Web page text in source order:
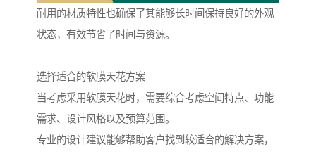
耐用的材质特性也确保了其能够长时间保持良好的外观
状态，有效节省了时间与资源。
选择适合的软膜天花方案
当考虑采用软膜天花时，需要综合考虑空间特点、功能
需求、设计风格以及预算范围。
专业的设计建议能够帮助客户找到较适合的解决方案，